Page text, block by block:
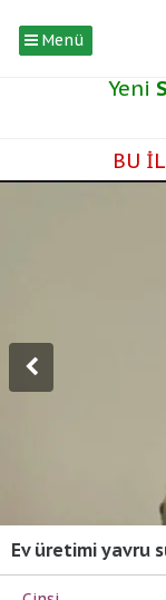
Menü
Yeni
BU
Ev üretimi yavru